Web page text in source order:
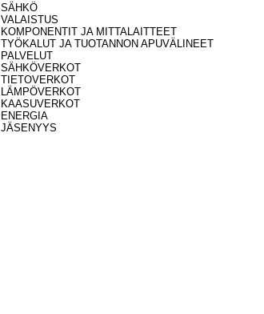
SÄHKÖ
VALAISTUS
KOMPONENTIT JA MITTALAITTEET
TYÖKALUT JA TUOTANNON APUVÄLINEET
PALVELUT
SÄHKÖVERKOT
TIETOVERKOT
LÄMPÖVERKOT
KAASUVERKOT
ENERGIA
JÄSENYYS